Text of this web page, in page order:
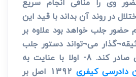
در روند آن بداند با قید این
جلب خواهد بود علاوه بر
می¬تواند دستور جلب
متهم را نیز همزمان صادر کند. 8- اولا با عنایت به
دادرسی کیفری
1392 اصل بر